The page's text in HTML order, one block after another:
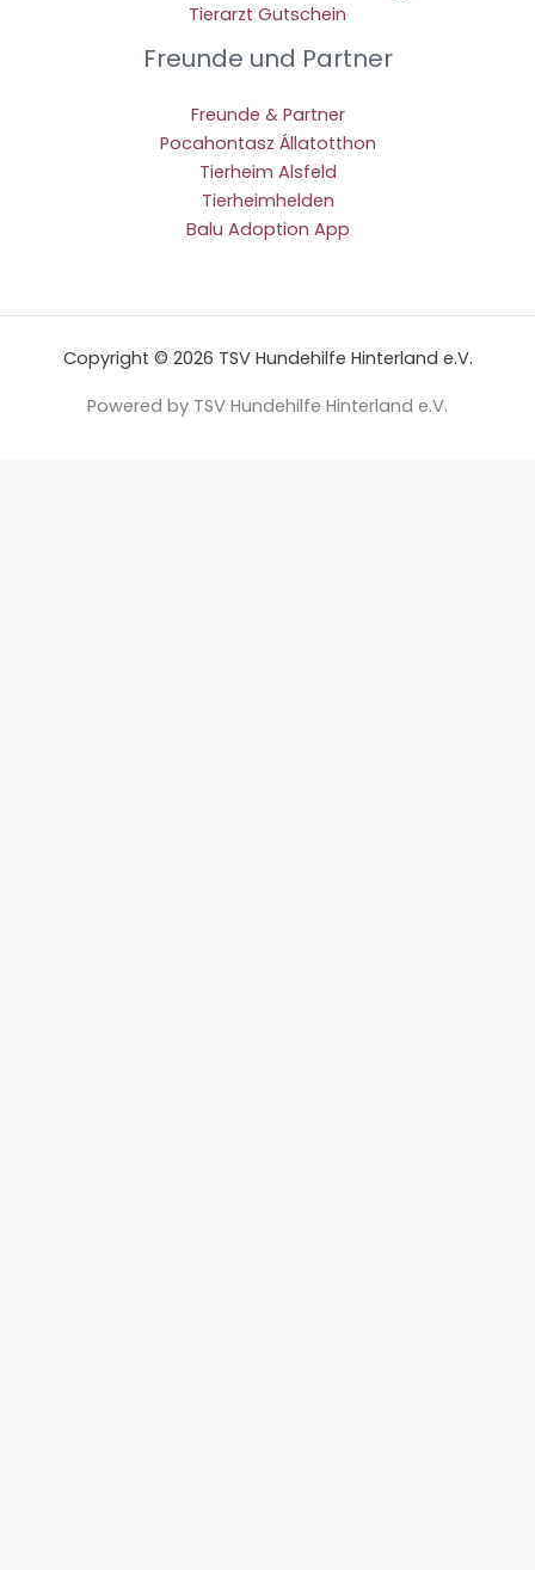
Tierarzt Gutschein
Freunde und Partner
Freunde & Partner
Pocahontasz Állatotthon
Tierheim Alsfeld
Tierheimhelden
Balu Adoption App
Copyright © 2026 TSV Hundehilfe Hinterland e.V.
Powered by TSV Hundehilfe Hinterland e.V.